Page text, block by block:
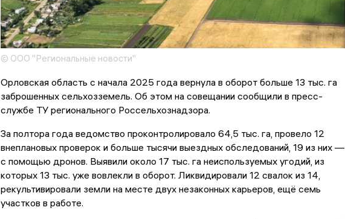
© ООО "Региональные новости"
Орловская область с начала 2025 года вернула в оборот больше 13 тыс. га
заброшенных сельхозземель. Об этом на совещании сообщили в пресс-
службе ТУ регионального Россельхознадзора.
За полтора года ведомство проконтролировало 64,5 тыс. га, провело 12
внеплановых проверок и больше тысячи выездных обследований, 19 из них —
с помощью дронов. Выявили около 17 тыс. га неиспользуемых угодий, из
которых 13 тыс. уже вовлекли в оборот. Ликвидировали 12 свалок из 14,
рекультивировали земли на месте двух незаконных карьеров, ещё семь
участков в работе.